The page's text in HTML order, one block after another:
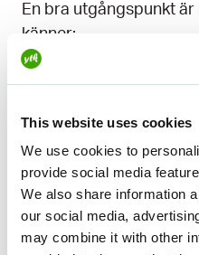
This website uses cookies
We use cookies to
provide social media
We also share information
our social media,
may combine it with other
En bra utgångspunkt
känner:
Kunder
Gamla bekanta
Nätverk uppstår också